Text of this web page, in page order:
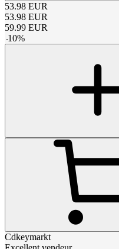
53.98 EUR
53.98 EUR
59.99 EUR
-10%
Cdkeymarkt